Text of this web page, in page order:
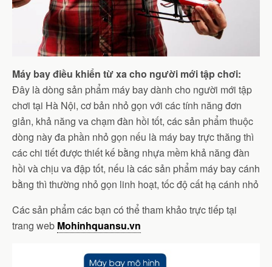
Máy bay điều khiển từ xa cho người mới tập chơi:
Đây là dòng sản phẩm máy bay dành cho người mới tập
chơi tại Hà Nội, cơ bản nhỏ gọn với các tính năng đơn
giản, khả năng va chạm đàn hồi tốt, các sản phẩm thuộc
dòng này đa phần nhỏ gọn nếu là máy bay trực thăng thì
các chi tiết được thiết kế bằng nhựa mềm khả năng đàn
hồi và chịu va đập tốt, nếu là các sản phẩm máy bay cánh
bằng thì thường nhỏ gọn linh hoạt, tốc độ cất hạ cánh nhỏ
Các sản phẩm các bạn có thể tham khảo trực tiếp tại
trang web Mohinhquansu.vn